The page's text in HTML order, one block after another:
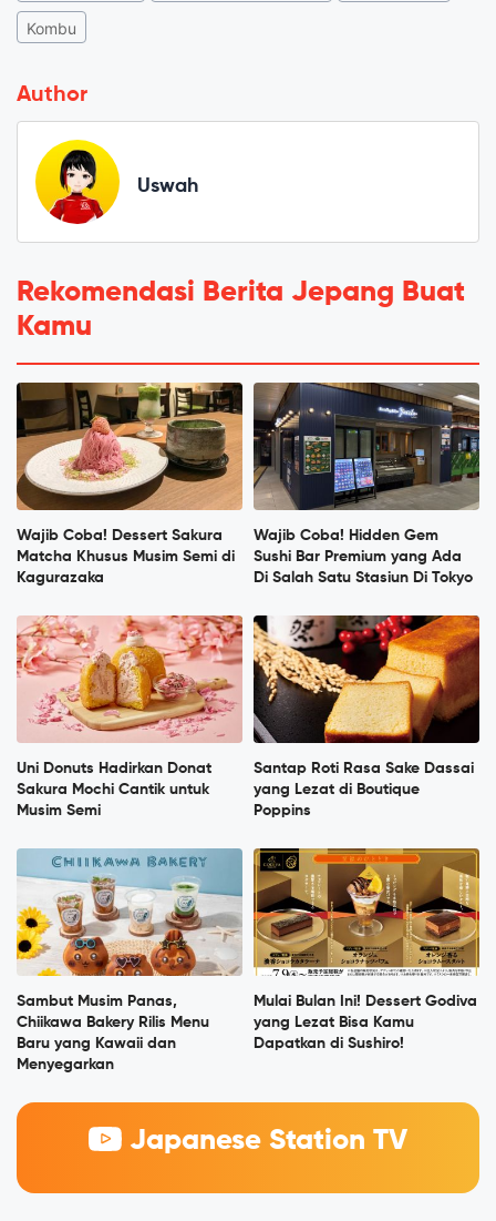
Kombu
Author
Uswah
Rekomendasi Berita Jepang Buat
Kamu
Wajib Coba! Dessert Sakura
Matcha Khusus Musim Semi di
Kagurazaka
Wajib Coba! Hidden Gem
Sushi Bar Premium yang Ada
Di Salah Satu Stasiun Di Tokyo
Uni Donuts Hadirkan Donat
Sakura Mochi Cantik untuk
Musim Semi
Santap Roti Rasa Sake Dassai
yang Lezat di Boutique
Poppins
Sambut Musim Panas,
Chiikawa Bakery Rilis Menu
Baru yang Kawaii dan
Menyegarkan
Mulai Bulan Ini! Dessert Godiva
yang Lezat Bisa Kamu
Dapatkan di Sushiro!
Japanese Station TV